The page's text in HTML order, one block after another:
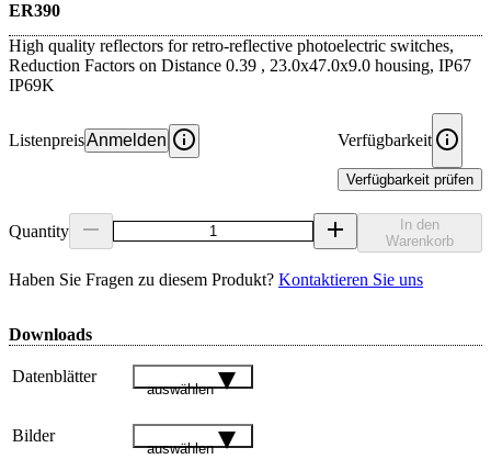
ER390
High quality reflectors for retro-reflective photoelectric switches,
Reduction Factors on Distance 0.39 , 23.0x47.0x9.0 housing, IP67
IP69K
ListenpreisAnmelden Verfügbarkeit
Verfügbarkeit prüfen
Quantity
In den
Warenkorb
Haben Sie Fragen zu diesem Produkt? Kontaktieren Sie uns
Downloads
Datenblätter
auswählen
Bilder
auswählen